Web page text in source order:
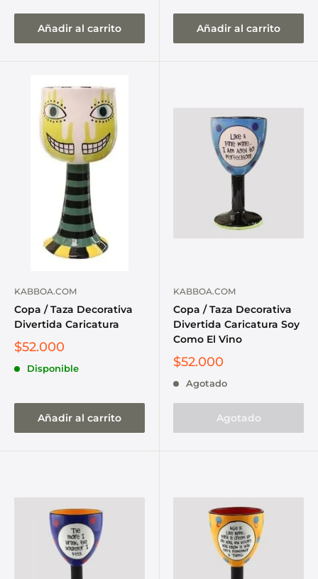
Añadir al carrito Añadir al carrito
KABBOA.COM
Copa / Taza Decorativa
Divertida Caricatura
$52.000
Disponible
Añadir al carrito
KABBOA.COM
Copa / Taza Decorativa
Divertida Caricatura Soy
Como El Vino
$52.000
Agotado
Agotado